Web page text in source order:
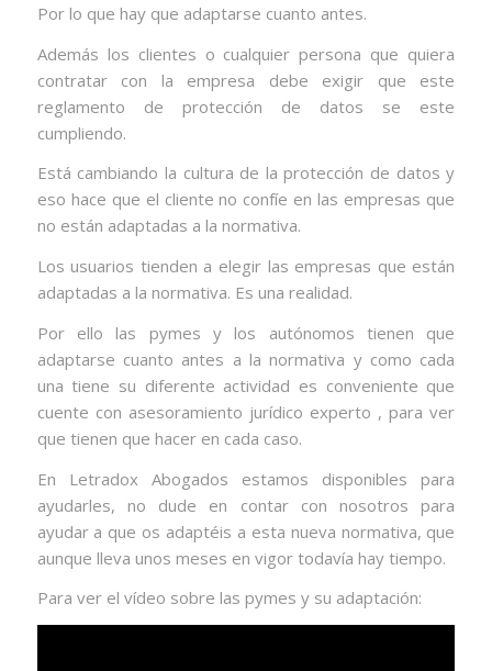
Por lo que hay que adaptarse cuanto antes.
Además los clientes o cualquier persona que quiera
contratar con la empresa debe exigir que este
reglamento de protección de datos se este
cumpliendo.
Está cambiando la cultura de la protección de datos y
eso hace que el cliente no confíe en las empresas que
no están adaptadas a la normativa.
Los usuarios tienden a elegir las empresas que están
adaptadas a la normativa. Es una realidad.
Por ello las pymes y los autónomos tienen que
adaptarse cuanto antes a la normativa y como cada
una tiene su diferente actividad es conveniente que
cuente con asesoramiento jurídico experto , para ver
que tienen que hacer en cada caso.
En Letradox Abogados estamos disponibles para
ayudarles, no dude en contar con nosotros para
ayudar a que os adaptéis a esta nueva normativa, que
aunque lleva unos meses en vigor todavía hay tiempo.
Para ver el vídeo sobre las pymes y su adaptación: